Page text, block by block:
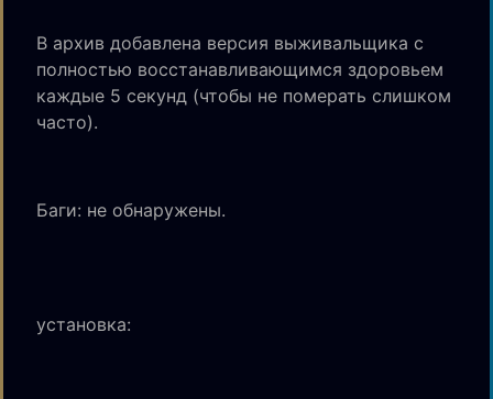
В архив добавлена версия выживальщика с
полностью восстанавливающимся здоровьем
каждые 5 секунд (чтобы не померать слишком
часто).
Баги: не обнаружены.
установка: